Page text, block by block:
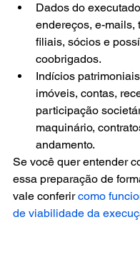
Dados do
endereços, e-mails,
filiais, sócios e
coobrigados.
Indícios
imóveis, contas,
participação
maquinário,
andamento.
Se você quer entender
essa preparação de
vale conferir como
de viabilidade da